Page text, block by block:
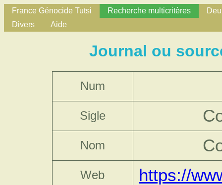
France Génocide Tutsi Recherche multicritères
Divers
Aide
Journal ou
Num
Sigle
Nom
Web https://